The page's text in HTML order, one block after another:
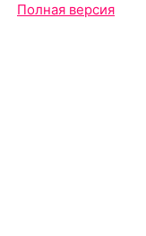
Полная версия